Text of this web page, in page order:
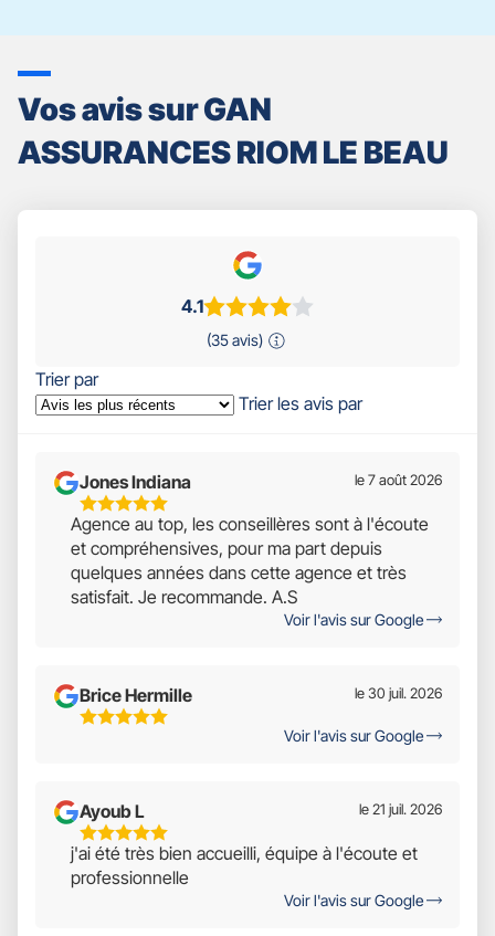
Vos avis sur GAN
ASSURANCES RIOM LE BEAU
4.1
(35 avis)
Trier par
Trier les avis par
Jones Indiana
5
Étoiles
Sur
5
le 7 août 2026
Agence au top, les conseillères sont à l'écoute
et compréhensives, pour ma part depuis
quelques années dans cette agence et très
satisfait. Je recommande. A.S
Voir l'avis sur Google
Brice Hermille
5
le 30 juil. 2026
Voir l'avis sur Google
Ayoub L
5
Étoiles
Sur
le 21 juil. 2026
j'ai été très bien accueilli, équipe à l'écoute et
professionnelle
Voir l'avis sur Google